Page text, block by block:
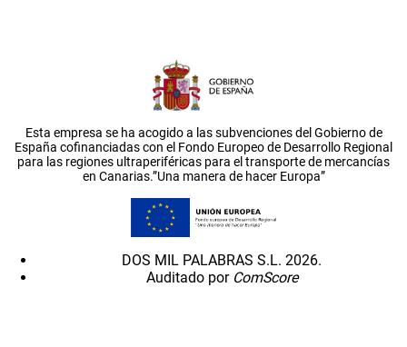
Esta empresa se ha acogido a las subvenciones del Gobierno de
España cofinanciadas con el Fondo Europeo de Desarrollo Regional
para las regiones ultraperiféricas para el transporte de mercancías
en Canarias.”Una manera de hacer Europa”
DOS MIL PALABRAS S.L. 2026.
Auditado por ComScore